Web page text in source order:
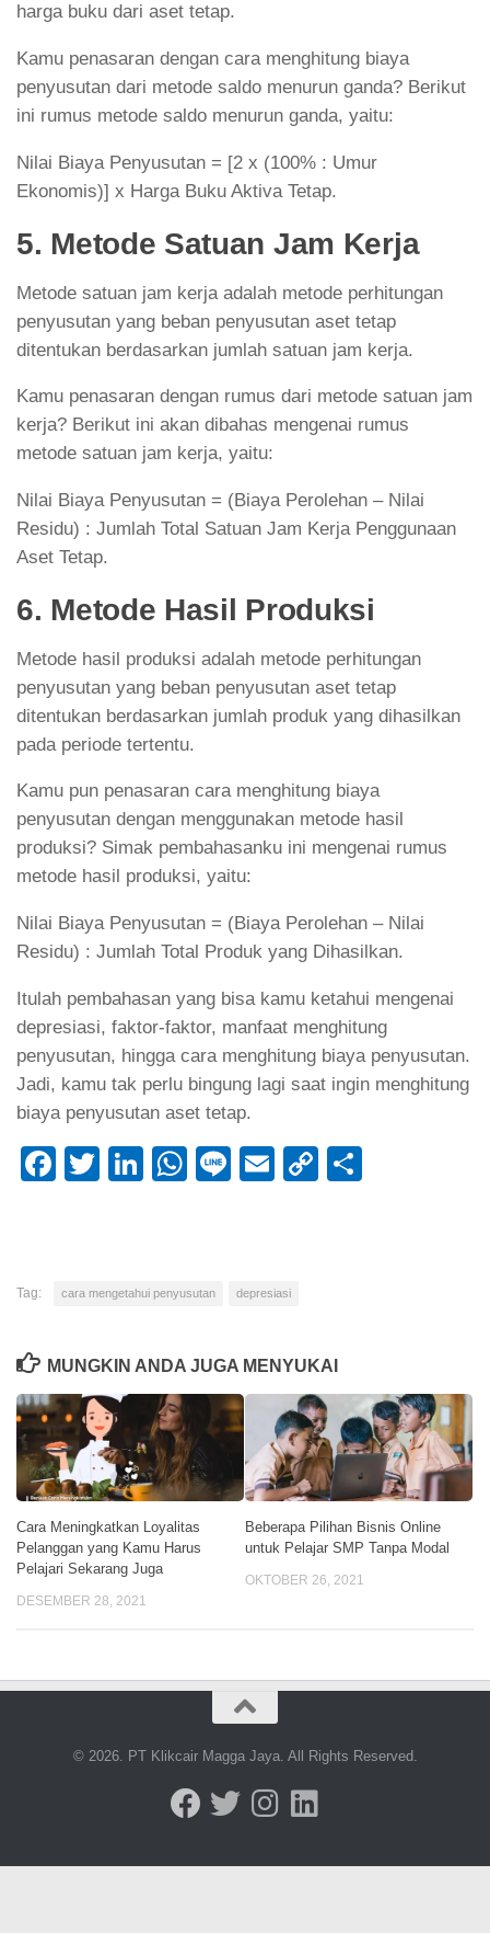
harga buku dari aset tetap.
Kamu penasaran dengan cara menghitung biaya
penyusutan dari metode saldo menurun ganda? Berikut
ini rumus metode saldo menurun ganda, yaitu:
Nilai Biaya Penyusutan = [2 x (100% : Umur
Ekonomis)] x Harga Buku Aktiva Tetap.
5. Metode Satuan Jam Kerja
Metode satuan jam kerja adalah metode perhitungan
penyusutan yang beban penyusutan aset tetap
ditentukan berdasarkan jumlah satuan jam kerja.
Kamu penasaran dengan rumus dari metode satuan jam
kerja? Berikut ini akan dibahas mengenai rumus
metode satuan jam kerja, yaitu:
Nilai Biaya Penyusutan = (Biaya Perolehan – Nilai
Residu) : Jumlah Total Satuan Jam Kerja Penggunaan
Aset Tetap.
6. Metode Hasil Produksi
Metode hasil produksi adalah metode perhitungan
penyusutan yang beban penyusutan aset tetap
ditentukan berdasarkan jumlah produk yang dihasilkan
pada periode tertentu.
Kamu pun penasaran cara menghitung biaya
penyusutan dengan menggunakan metode hasil
produksi? Simak pembahasanku ini mengenai rumus
metode hasil produksi, yaitu:
Nilai Biaya Penyusutan = (Biaya Perolehan – Nilai
Residu) : Jumlah Total Produk yang Dihasilkan.
Itulah pembahasan yang bisa kamu ketahui mengenai
depresiasi, faktor-faktor, manfaat menghitung
penyusutan, hingga cara menghitung biaya penyusutan.
Jadi, kamu tak perlu bingung lagi saat ingin menghitung
biaya penyusutan aset tetap.
Facebook
Twitter
LinkedIn
WhatsApp
LineEmail
Copy
Tag: cara mengetahui penyusutan depresiasi
MUNGKIN ANDA JUGA MENYUKAI
Cara Meningkatkan Loyalitas
Pelanggan yang Kamu Harus
Pelajari Sekarang Juga
DESEMBER 28, 2021
Beberapa Pilihan Bisnis Online
untuk Pelajar SMP Tanpa Modal
OKTOBER 26, 2021
© 2026. PT Klikcair Magga Jaya. All Rights Reserved.